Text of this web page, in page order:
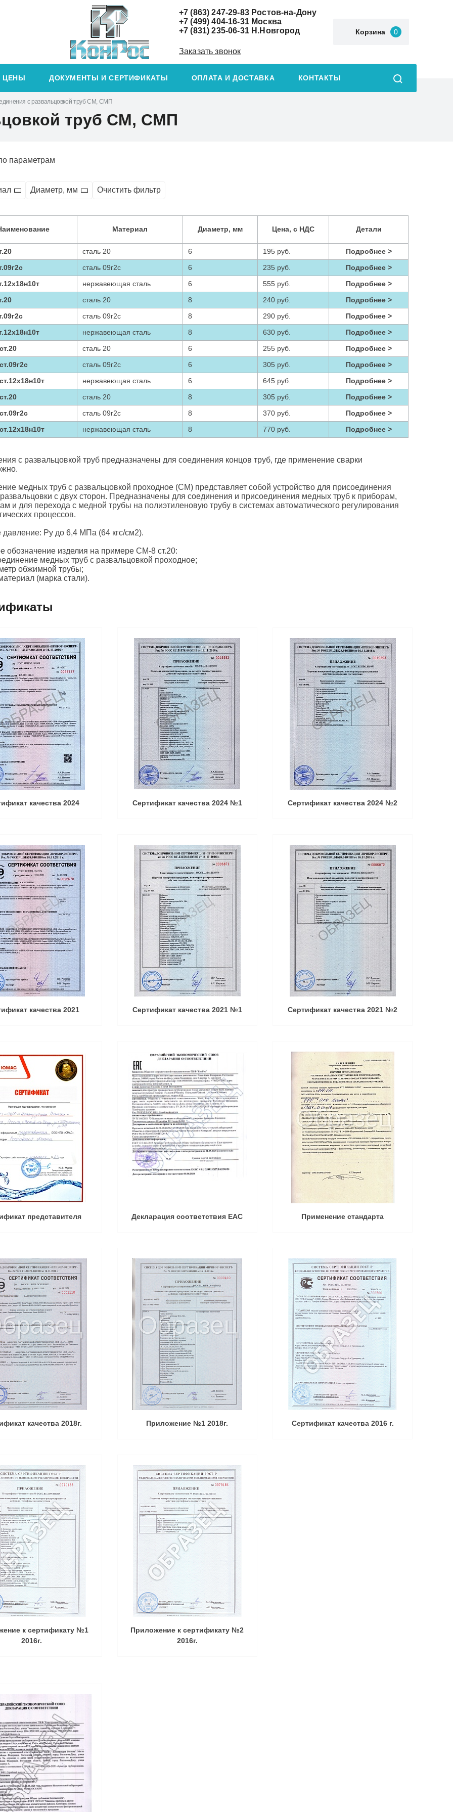
+7 (863) 247-29-83Ростов-на-Дону
+7 (499) 404-16-31Москва
+7 (831) 235-06-31Н.Новгород
Заказать звонок
Корзина 0
ЦЕНЫ ДОКУМЕНТЫ И СЕРТИФИКАТЫ ОПЛАТА И ДОСТАВКА КОНТАКТЫ
с развальцовкой труб СМ, СМП
труб СМ, СМП
параметрам
Диаметр, мм Очистить фильтр
Материал Диаметр, мм Цена, с НДС Детали
сталь 20 6 195 руб.
Подробнее >
сталь 09г2с 6 235 руб.
Подробнее >
нержавеющая сталь 6 555 руб.
Подробнее >
сталь 20 8 240 руб.
Подробнее >
сталь 09г2с 8 290 руб.
Подробнее >
нержавеющая сталь 8 630 руб.
Подробнее >
сталь 20 6 255 руб.
Подробнее >
сталь 09г2с 6 305 руб.
Подробнее >
нержавеющая сталь 6 645 руб.
Подробнее >
сталь 20 8 305 руб.
Подробнее >
сталь 09г2с 8 370 руб.
Подробнее >
нержавеющая сталь 8 770 руб. Подробнее >
с развальцовкой труб предназначены для соединения концов труб, где применение сварки
медных труб с развальцовкой проходное (СМ) представляет собой устройство для присоединения
с двух сторон. Предназначены для соединения и присоединения медных труб к приборам,
и для перехода с медной трубы на полиэтиленовую трубу в системах автоматического регулирования
процессов.
давление: Ру до 6,4 МПа (64 кгс/см2).
обозначение изделия на примере СМ-8 ст.20:
медных труб с развальцовкой проходное;
обжимной трубы;
(марка стали).
качества 2024 Сертификат качества 2024 №1 Сертификат качества 2024 №2
качества 2021 Сертификат качества 2021 №1 Сертификат качества 2021 №2
представителя Декларация соответствия ЕАС Применение стандарта
качества 2018г. Приложение №1 2018г. Сертификат качества 2016 г.
к сертификату №1
2016г.
Приложение к сертификату №2
2016г.